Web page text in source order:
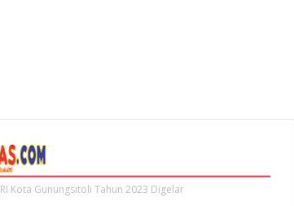
Kota Gunungsitoli Tahun 2023 Digelar